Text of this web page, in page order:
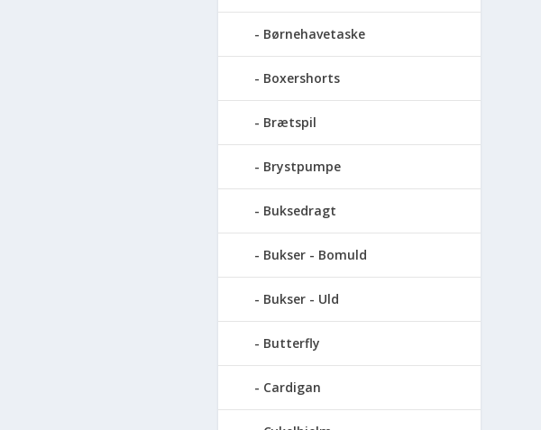
Børnehavetaske
Boxershorts
Brætspil
Brystpumpe
Buksedragt
Bukser - Bomuld
Bukser - Uld
Butterfly
Cardigan